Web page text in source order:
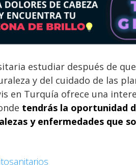
estudiar después de
y del cuidado de las
en Turquía ofrece una
tendrás la oportunidad
y enfermedades que